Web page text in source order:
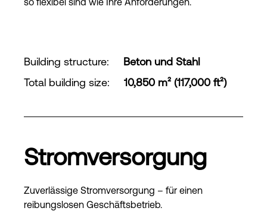
Building structure:
Beton und Stahl
Total building size: 10,850 m² (117,000 ft²)
Stromversorgung
Zuverlässige Stromversorgung – für einen
reibungslosen Geschäftsbetrieb.